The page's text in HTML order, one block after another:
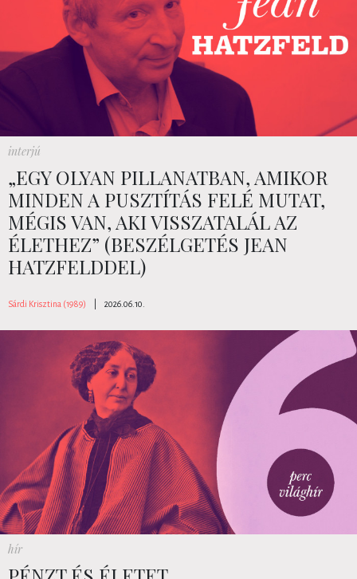
interjú
„EGY OLYAN PILLANATBAN, AMIKOR
MINDEN A PUSZTÍTÁS FELÉ MUTAT,
MÉGIS VAN, AKI VISSZATALÁL AZ
ÉLETHEZ” (BESZÉLGETÉS JEAN
HATZFELDDEL)
Sárdi Krisztina (1989) 2026.06.10.
hír